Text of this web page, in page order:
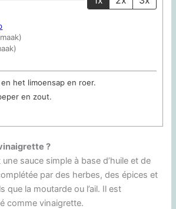
het limoensap en roer.
en zout.
?
sauce simple à base d’huile et de
par des herbes, des épices et
que la moutarde ou l’ail. Il est
comme vinaigrette.